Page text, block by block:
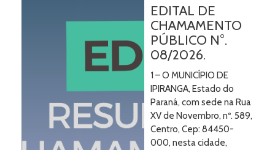
EDITAL DE
CHAMAMENTO
PÚBLICO N°.
08/2026.
1 – O MUNICÍPIO DE
IPIRANGA, Estado do
Paraná, com sede na Rua
XV de Novembro, nº. 589,
Centro, Cep: 84450-
000, nesta cidade,